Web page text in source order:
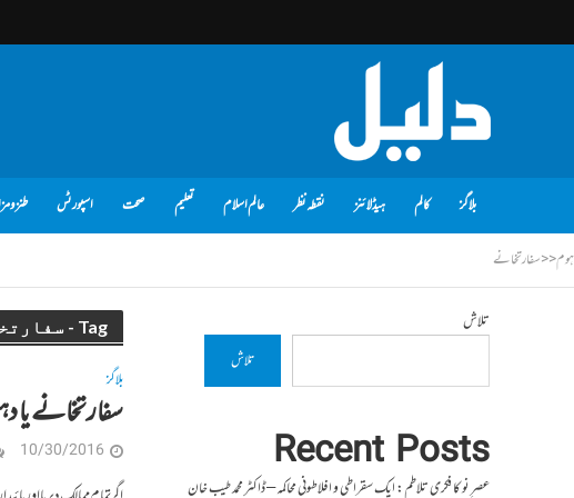
بلاگز کالم ہیڈلائنز نقطہ نظر عالم اسلام تعلیم صحت اسپورٹس طنز و
ہوم<<سفارتخانے
Tag - سفارتخانے
بلاگز
سفارتخانے
10/30/2016
تلاش
تلاش
Recent Posts
عصرِ نو کا فکری تلاطم: ایک سقراطی و افلاطونی محاکمہ – ڈاکٹر محمد طیب خان